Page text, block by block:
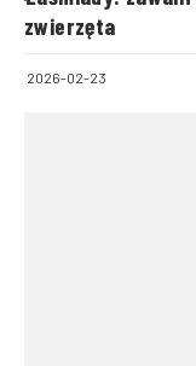
zwierzęta
2026-02-23